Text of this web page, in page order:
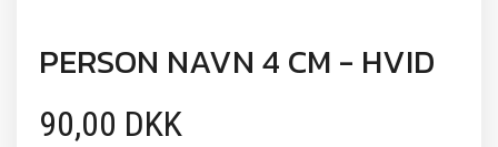
PERSON NAVN 4 CM - HVID
90,00 DKK